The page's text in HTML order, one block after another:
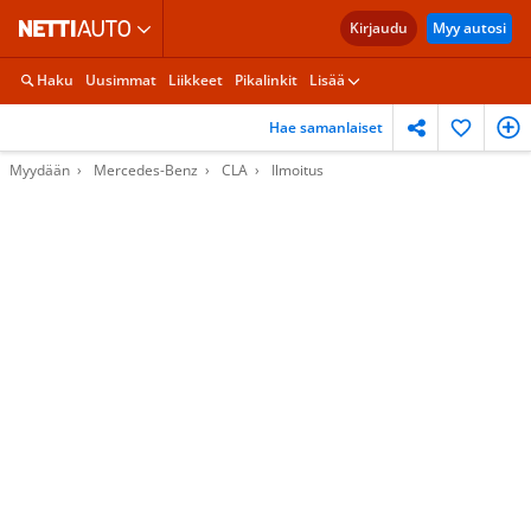
Kirjaudu Myy autosi
Haku Uusimmat Liikkeet Pikalinkit Lisää
Hae samanlaiset
Myydään Mercedes-Benz CLA Ilmoitus